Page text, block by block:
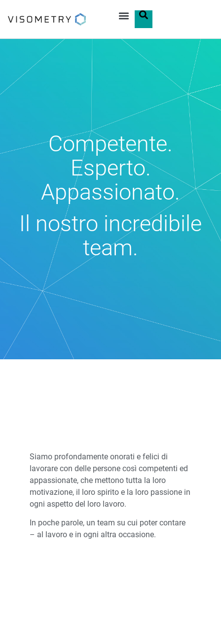
Competente.
Esperto.
Appassionato.
Il nostro incredibile
team.
Siamo profondamente onorati e felici di
lavorare con delle persone così competenti ed
appassionate, che mettono tutta la loro
motivazione, il loro spirito e la loro passione in
ogni aspetto del loro lavoro.
In poche parole, un team su cui poter contare
– al lavoro e in ogni altra occasione.